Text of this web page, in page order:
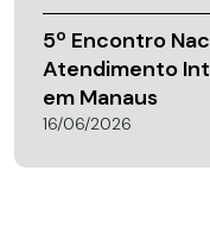
5º Encontro
Atendimento
em Manaus
16/06/2026